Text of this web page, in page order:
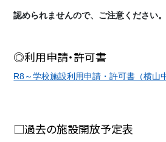
認められませんので、ご注意ください
◎利用申請・許可書
R8～学校施設利用申請・許可書（横
□過去の施設開放予定表